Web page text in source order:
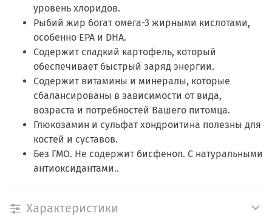
уровень хлоридов.
Рыбий жир богат омега-3 жирными кислотами,
особенно EPA и DHA.
Содержит сладкий картофель, который
обеспечивает быстрый заряд энергии.
Содержит витамины и минералы, которые
сбалансированы в зависимости от вида,
возраста и потребностей Вашего питомца.
Глюкозамин и сульфат хондроитина полезны для
костей и суставов.
Без ГМО. Не содержит бисфенол. С натуральными
антиоксидантами..
Характеристики